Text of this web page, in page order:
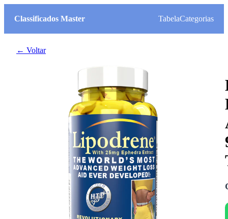
Classificados Master TabelaCategorias
← Voltar